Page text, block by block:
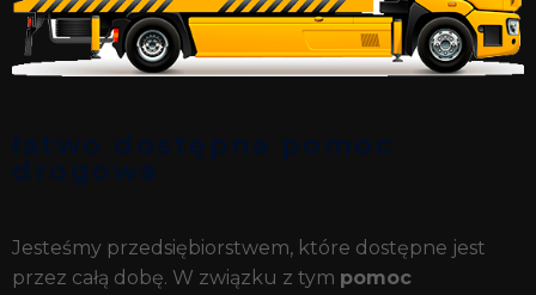
łatwo dostępna pomoc
drogowa
Jesteśmy przedsiębiorstwem, które dostępne jest
przez całą dobę. W związku z tym pomoc